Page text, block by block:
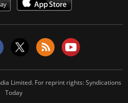
Limited. For reprint rights:Syndications
Today